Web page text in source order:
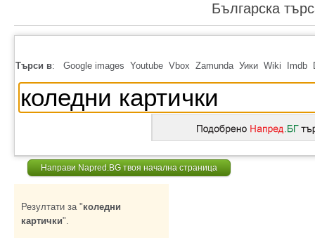
Българска
Търси в: Google images Youtube Vbox Zamunda Уики Wiki Imdb
Направи Napred.BG твоя начална страница
Резултати за "коледни
картички".